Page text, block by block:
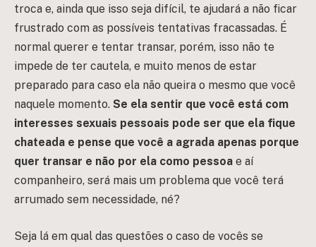
troca e, ainda que isso seja difícil, te ajudará a não ficar
frustrado com as possíveis tentativas fracassadas. É
normal querer e tentar transar, porém, isso não te
impede de ter cautela, e muito menos de estar
preparado para caso ela não queira o mesmo que você
naquele momento. Se ela sentir que você está com
interesses sexuais pessoais pode ser que ela fique
chateada e pense que você a agrada apenas porque
quer transar e não por ela como pessoa e aí
companheiro, será mais um problema que você terá
arrumado sem necessidade, né?
Seja lá em qual das questões o caso de vocês se